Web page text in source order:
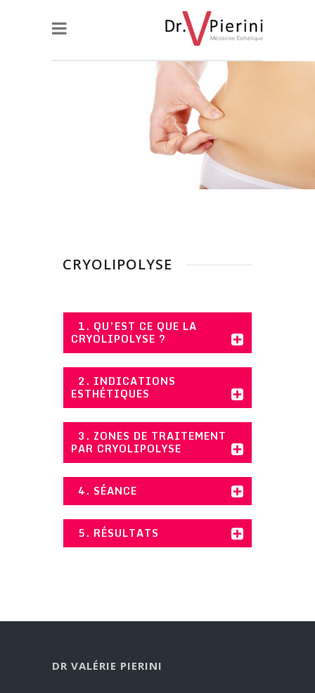
CRYOLIPOLYSE
1. QU’EST CE QUE LA
CRYOLIPOLYSE ?
2. INDICATIONS
ESTHÉTIQUES
3. ZONES DE TRAITEMENT
PAR CRYOLIPOLYSE
4. SÉANCE
5. RÉSULTATS
DR VALÉRIE PIERINI